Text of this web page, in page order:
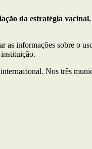
da estratégia
informações sobre o
Nos três